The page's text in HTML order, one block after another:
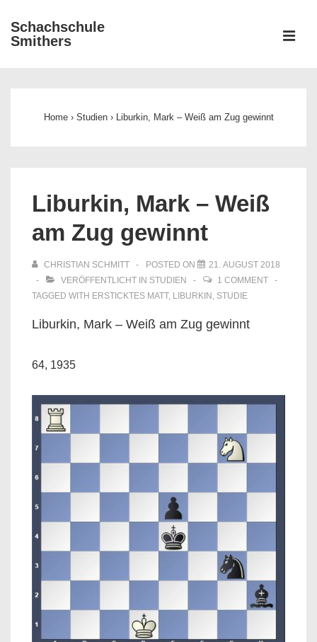
Zum
Inhalt
Schachschule
Smithers
Home › Studien › Liburkin, Mark – Weiß am Zug gewinnt
Liburkin, Mark – Weiß
am Zug gewinnt
CHRISTIAN SCHMITT POSTED ON
21. AUGUST 2018
VERÖFFENTLICHT IN STUDIEN
1 COMMENT
TAGGED WITH ERSTICKTES MATT, LIBURKIN , STUDIE
Liburkin, Mark – Weiß am Zug gewinnt
64, 1935